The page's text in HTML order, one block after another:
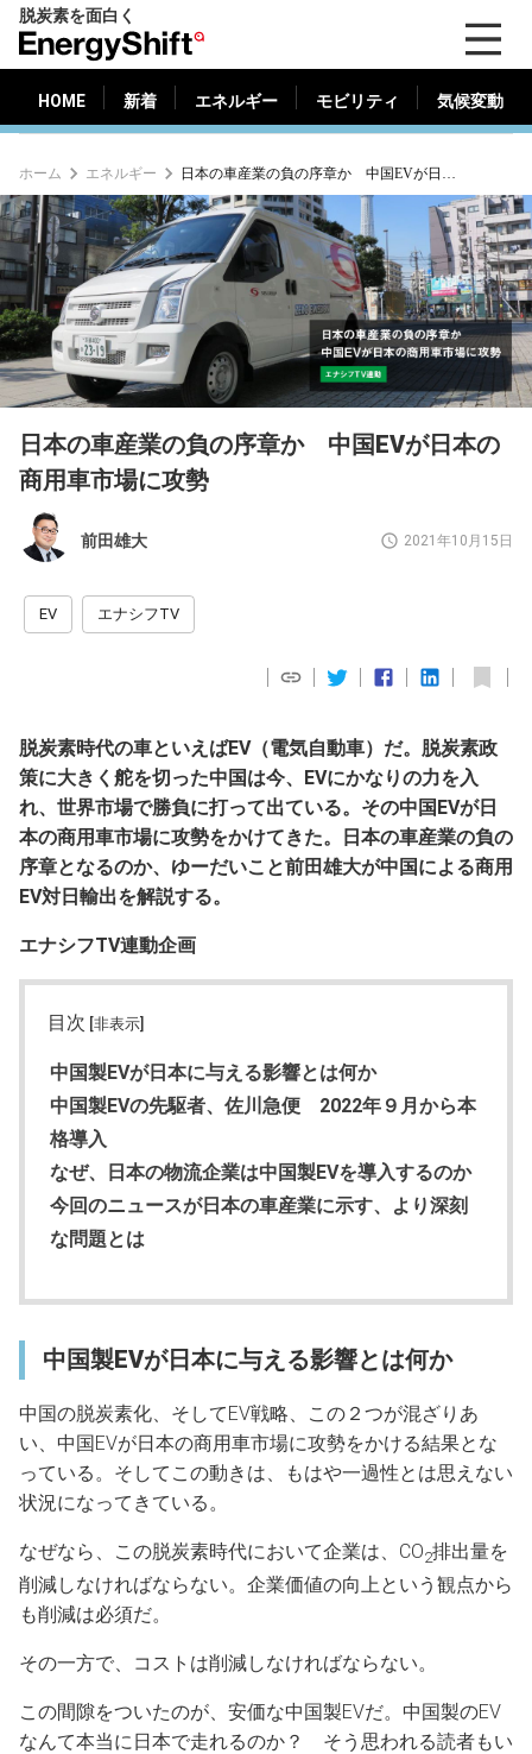
脱炭素を面白く
ナ
ジ
ー
フ
ト）
HOME 新着 エネルギー モビリティ 気候変動
新着 エネルギー 気候変動
ホーム エネルギー 日本の車産業の負の序章か 中国EVが日本の商用車市場に攻勢
日本の車産業の負の序章か 中国EVが日本の
商用車市場に攻勢
前田雄大 2021年10月15日
EV エナシフTV
脱炭素時代の車といえばEV（電気自動車）だ。脱炭素政
策に大きく舵を切った中国は今、EVにかなりの力を入
れ、世界市場で勝負に打って出ている。その中国EVが日
本の商用車市場に攻勢をかけてきた。日本の車産業の負の
序章となるのか、ゆーだいこと前田雄大が中国による商用
EV対日輸出を解説する。
エナシフTV連動企画
目次 [非表示]
中国製EVが日本に与える影響とは何か
中国製EVの先駆者、佐川急便 2022年９月から本
格導入
なぜ、日本の物流企業は中国製EVを導入するのか
今回のニュースが日本の車産業に示す、より深刻
な問題とは
中国製EVが日本に与える影響とは何か
中国の脱炭素化、そしてEV戦略、この２つが混ざりあ
い、中国EVが日本の商用車市場に攻勢をかける結果とな
っている。そしてこの動きは、もはや一過性とは思えない
状況になってきている。
なぜなら、この脱炭素時代において企業は、CO2排出量を
削減しなければならない。企業価値の向上という観点から
も削減は必須だ。
その一方で、コストは削減しなければならない。
この間隙をついたのが、安価な中国製EVだ。中国製のEV
なんて本当に日本で走れるのか？ そう思われる読者もい